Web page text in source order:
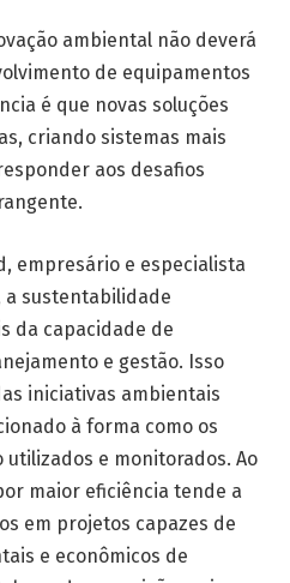
ambiental não deverá
de equipamentos
é que novas soluções
criando sistemas mais
aos desafios
empresário e especialista
a sustentabilidade
da capacidade de
e gestão. Isso
iniciativas ambientais
à forma como os
e monitorados. Ao
maior eficiência tende a
em projetos capazes de
e econômicos de